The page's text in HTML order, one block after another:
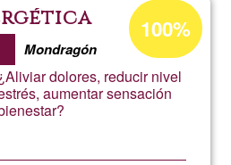
Mondragón
dolores, reducir nivel
aumentar sensación
Acceptance
percentage
Ğ1
100%